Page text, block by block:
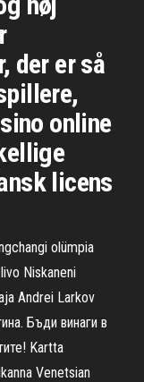
der er så
online
licens
olümpia
Niskaneni
Andrei Larkov
Бъди винаги в
Kartta
Venetsian